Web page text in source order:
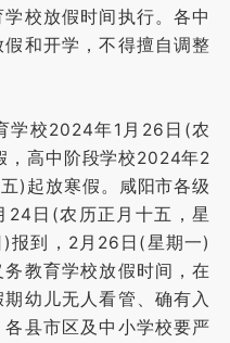
校放假时间执行。各中
和开学，不得擅自调整
校2024年1月26日(农
，高中阶段学校2024年2
)起放寒假。咸阳市各级
日(农历正月十五，星
报到，2月26日(星期一)
教育学校放假时间，在
幼儿无人看管、确有入
县市区及中小学校要严